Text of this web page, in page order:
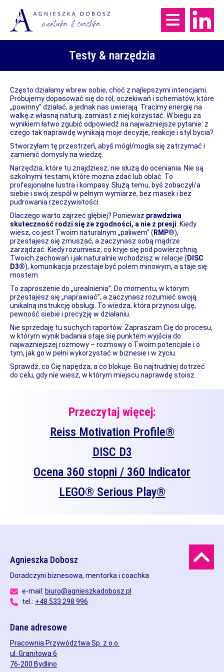
Testy & narzędzia
Często działamy wbrew sobie, choć z najlepszymi intencjami.
Próbujemy dopasować się do ról, oczekiwań i schematów, które
„powinny” działać, a jednak nas uwierają. Tracimy energię na
walkę z własną naturą, zamiast z niej korzystać. W biegu za
wynikiem łatwo zgubić odpowiedź na najważniejsze pytanie: z
czego tak naprawdę wynikają moje decyzje, reakcje i styl bycia?
Stworzyłam tę przestrzeń, abyś mógł/mogła się zatrzymać i
zamienić domysły na wiedzę.
Narzędzia, które tu znajdziesz, nie służą do oceniania. Nie są
szkolnymi testami, które można zdać lub oblać. To
profesjonalne lustra i kompasy. Służą temu, byś zobaczył/a
siebie i swój zespół w pełnym wymiarze, bez masek i bez
pudrowania rzeczywistości.
Dlaczego warto zajrzeć głębiej? Ponieważ prawdziwa
skuteczność rodzi się ze zgodności, a nie z presji . Kiedy
wiesz, co jest Twoim naturalnym „paliwem” ( RMP®),
przestajesz się zmuszać, a zaczynasz sobą mądrze
zarządzać. Kiedy rozumiesz, co kryje się pod powierzchnią
Twoich zachowań i jak naturalnie wchodzisz w relacje ( DISC
D3®), komunikacja przestaje być polem minowym, a staje się
mostem.
To zaproszenie do „urealnienia”. Do momentu, w którym
przestajesz się „naprawiać”, a zaczynasz rozumieć swoją
unikalną instrukcję obsługi. To wiedza, która przynosi ulgę,
pewność siebie i precyzję w działaniu.
Nie sprzedaję tu suchych raportów. Zapraszam Cię do procesu,
w którym wynik badania staje się punktem wyjścia do
najważniejszej rozmowy – rozmowy o Twoim potencjale i o
tym, jak go w pełni wykorzystać w biznesie i w życiu.
Sprawdź, co Cię napędza, a co blokuje. Bo najtrudniej dotrzeć
do celu, gdy nie wiesz, w którym miejscu naprawdę stoisz.
Przeczytaj więcej:
Reiss Motivation Profile®
DISC D3
Ocena 360 stopni / 360 Indicator
LEGO® Serious Play®
Agnieszka Dobosz
Doradczyni biznesowa, mentorka i coachka
e-mail: biuro@agnieszkadobosz.pl
tel.: +48 533 298 996
Dane adresowe
Pracownia Przywództwa Sp. z o.o.
ul. Granitowa 6
76-200 Bydlino